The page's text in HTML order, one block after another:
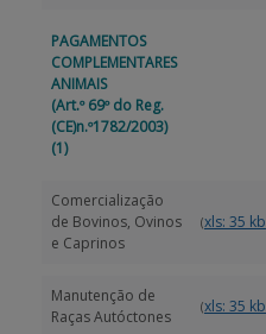
PAGAMENTOS
COMPLEMENTARES
ANIMAIS
(Art.º 69º do Reg.
(CE)n.º1782/2003)
(1)
Comercialização
de Bovinos, Ovinos
e Caprinos
(xls: 35 kb
Manutenção de
Raças Autóctones
(xls: 35 kb